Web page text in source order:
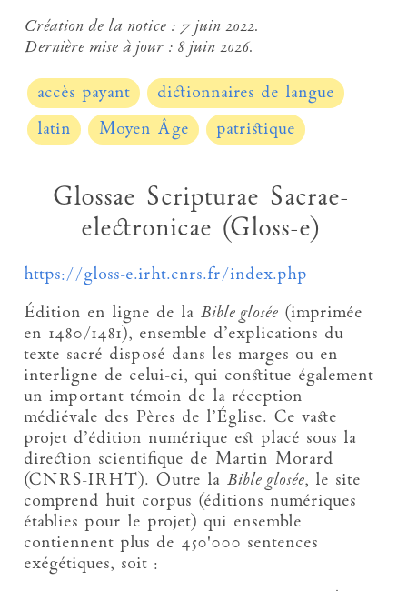
Création de la notice : 7 juin 2022.
Dernière mise à jour : 8 juin 2026.
accès payant
dictionnaires de langue
latin
Moyen Âge patristique
Glossae Scripturae Sacrae-
electronicae (Gloss-e)
https://gloss-e.irht.cnrs.fr/index.php
Édition en ligne de la Bible glosée (imprimée
en 1480/1481), ensemble d’explications du
texte sacré disposé dans les marges ou en
interligne de celui-ci, qui constitue également
un important témoin de la réception
médiévale des Pères de l’Église. Ce vaste
projet d’édition numérique est placé sous la
direction scientifique de Martin Morard
(CNRS-IRHT). Outre la Bible glosée, le site
comprend huit corpus (éditions numériques
établies pour le projet) qui ensemble
contiennent plus de 450'000 sentences
exégétiques, soit :